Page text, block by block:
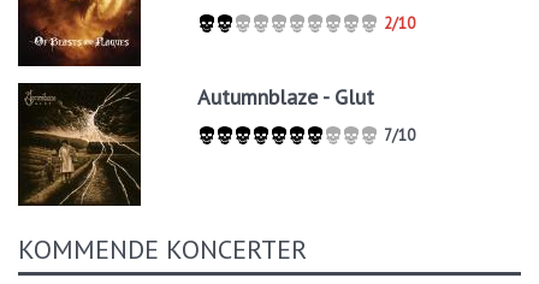
2/10
Autumnblaze - Glut
7/10
KOMMENDE KONCERTER